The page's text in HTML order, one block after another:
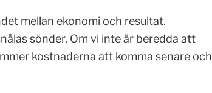
mellan ekonomi och resultat.
sönder. Om vi inte är beredda att
kostnaderna att komma senare och